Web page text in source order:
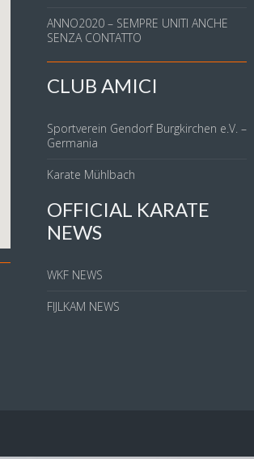
ANNO2020 – SEMPRE UNITI ANCHE
SENZA CONTATTO
CLUB AMICI
Sportverein Gendorf Burgkirchen e.V. –
Germania
Karate Mühlbach
OFFICIAL KARATE
NEWS
WKF NEWS
FIJLKAM NEWS